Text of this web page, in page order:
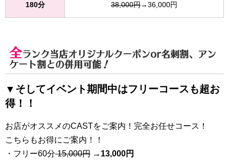
180分 38,000円→36,000円
全ランク当店オリジナルクーポンor名刺割、アン
ケート割との併用可能！
▼そしてイベント期間中はフリーコースも超お
得！！
お店がオススメのCASTをご案内！完全お任せコース！
こちらもお得にご案内！！
・フリー60分15,000円 → 13,000円